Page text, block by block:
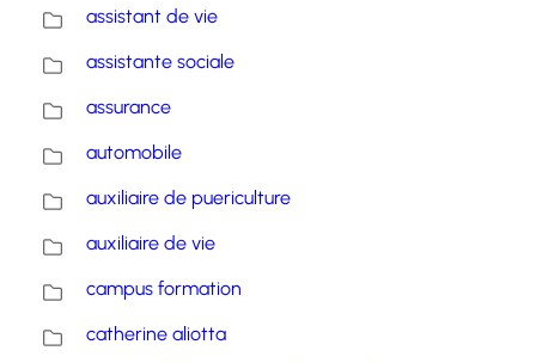
assistant de vie
assistante sociale
assurance
automobile
auxiliaire de puericulture
auxiliaire de vie
campus formation
catherine aliotta